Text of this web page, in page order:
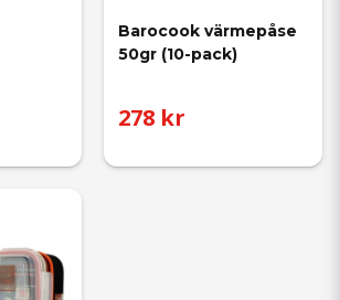
Barocook värmepåse
50gr (10-pack)
278 kr